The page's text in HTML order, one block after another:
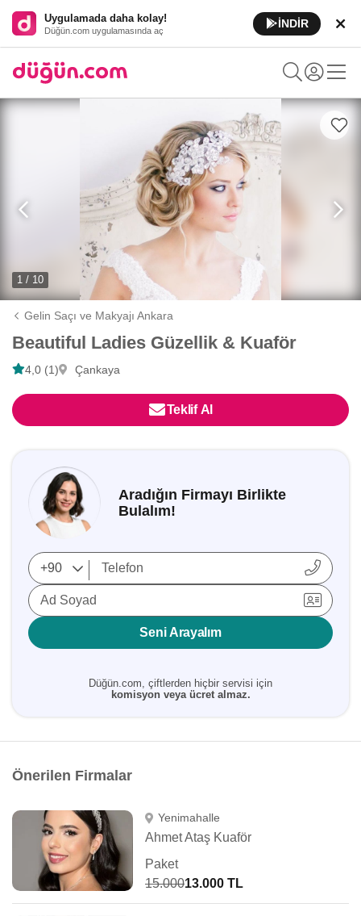
Uygulamada daha kolay!
Düğün.com uygulamasında aç
İNDİR
1 / 10
Gelin Saçı ve Makyajı Ankara
Beautiful Ladies Güzellik & Kuaför
4,0 (1) Çankaya
Teklif Al
Aradığın Firmayı Birlikte
Bulalım!
Ad Soyad
Seni Arayalım
Düğün.com, çiftlerden hiçbir servisi için
komisyon veya ücret almaz.
Önerilen Firmalar
Yenimahalle
Ahmet Ataş Kuaför
Paket
15.00013.000 TL